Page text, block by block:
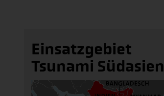
Einsatzgebiet
Tsunami Südasien